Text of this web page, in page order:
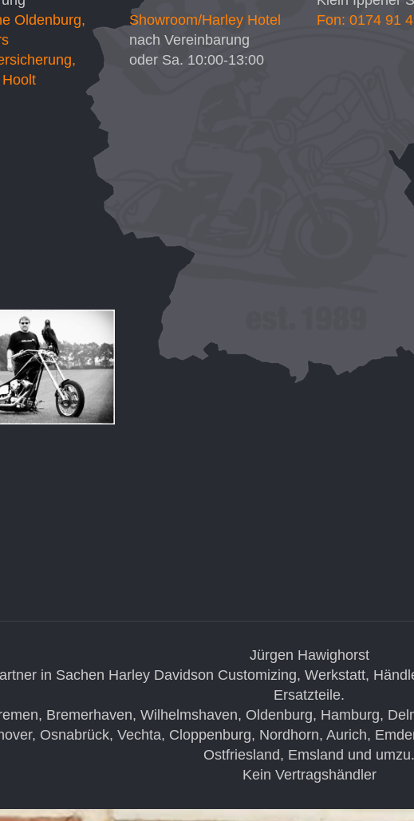
Oldenburg,
Showroom/Harley Hotel
nach Vereinbarung
oder Sa. 10:00-13:00
Fon: 0174 91
Jürgen Hawighorst
in Sachen Harley Davidson Customizing, Werkstatt,
Ersatzteile.
Bremerhaven, Wilhelmshaven, Oldenburg, Hamburg,
Osnabrück, Vechta, Cloppenburg, Nordhorn, Aurich,
Ostfriesland, Emsland und umzu.
Kein Vertragshändler